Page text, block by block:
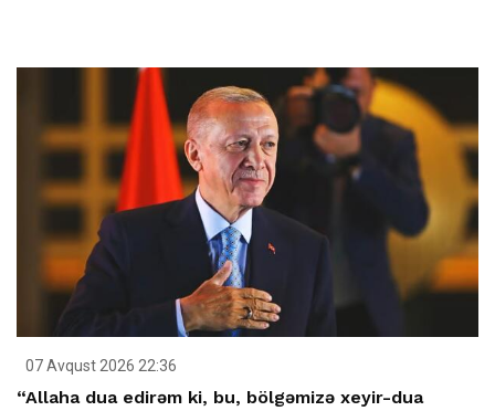
07 Avqust 2026 22:36
“Allaha dua edirəm ki, bu, bölgəmizə xeyir-dua